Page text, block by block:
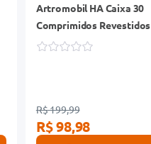
Artromobil HA Caixa 30
Comprimidos Revestidos
R$ 199,99
R$ 98,98